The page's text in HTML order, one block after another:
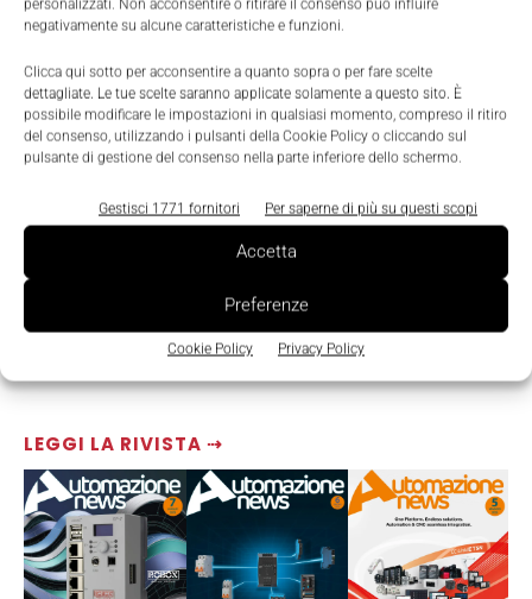
personalizzati. Non acconsentire o ritirare il consenso può influire
negativamente su alcune caratteristiche e funzioni.
Clicca qui sotto per acconsentire a quanto sopra o per fare scelte
dettagliate. Le tue scelte saranno applicate solamente a questo sito. È
possibile modificare le impostazioni in qualsiasi momento, compreso il ritiro
del consenso, utilizzando i pulsanti della Cookie Policy o cliccando sul
pulsante di gestione del consenso nella parte inferiore dello schermo.
Gestisci 1771 fornitori Per saperne di più su questi scopi
Accetta
Preferenze
Cookie Policy Privacy Policy
LEGGI LA RIVISTA ⇢